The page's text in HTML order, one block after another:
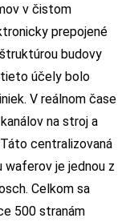
v čistom
prepojené
budovy
účely bolo
V reálnom čase
na stroj a
centralizovaná
je jednou z
Celkom sa
500 stranám